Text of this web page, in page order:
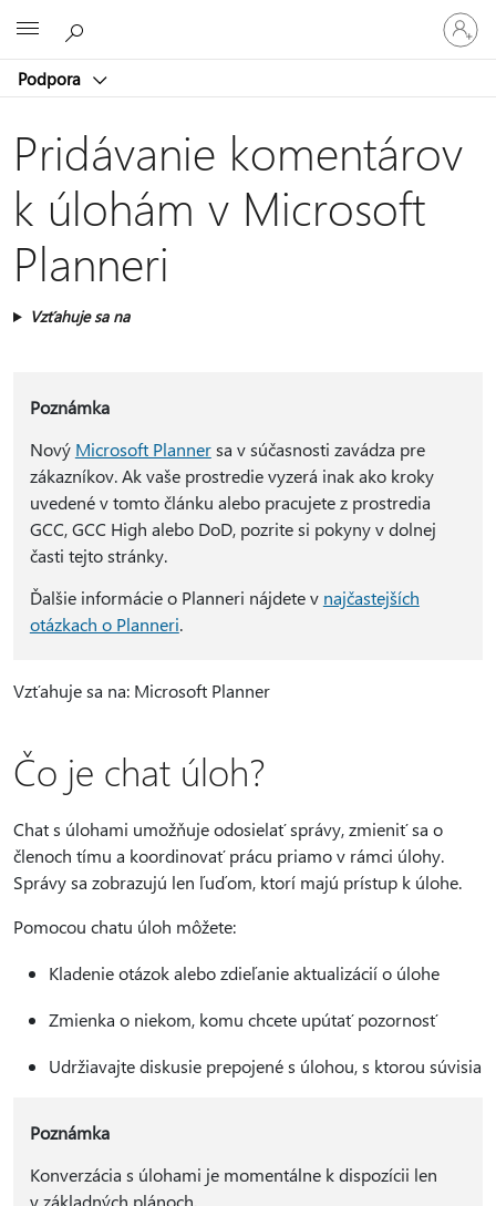
Podpora
Prihláste
sa
k
kontu
Pridávanie komentárov
k úlohám v Microsoft
Planneri
Vzťahuje sa na
Poznámka
Nový Microsoft Plannersa v súčasnosti zavádza pre
zákazníkov. Ak vaše prostredie vyzerá inak ako kroky
uvedené v tomto článku alebo pracujete z prostredia
GCC, GCC High alebo DoD, pozrite si pokyny v dolnej
časti tejto stránky.
Ďalšie informácie o Planneri nájdete v najčastejších
otázkach o Planneri.
Vzťahuje sa na: Microsoft Planner
Čo je chat úloh?
Chat s úlohami umožňuje odosielať správy, zmieniť sa o
členoch tímu a koordinovať prácu priamo v rámci úlohy.
Správy sa zobrazujú len ľuďom, ktorí majú prístup k úlohe.
Pomocou chatu úloh môžete:
Kladenie otázok alebo zdieľanie aktualizácií o úlohe
Zmienka o niekom, komu chcete upútať pozornosť
Udržiavajte diskusie prepojené s úlohou, s ktorou súvisia
Poznámka
Konverzácia s úlohami je momentálne k dispozícii len
v základných plánoch.